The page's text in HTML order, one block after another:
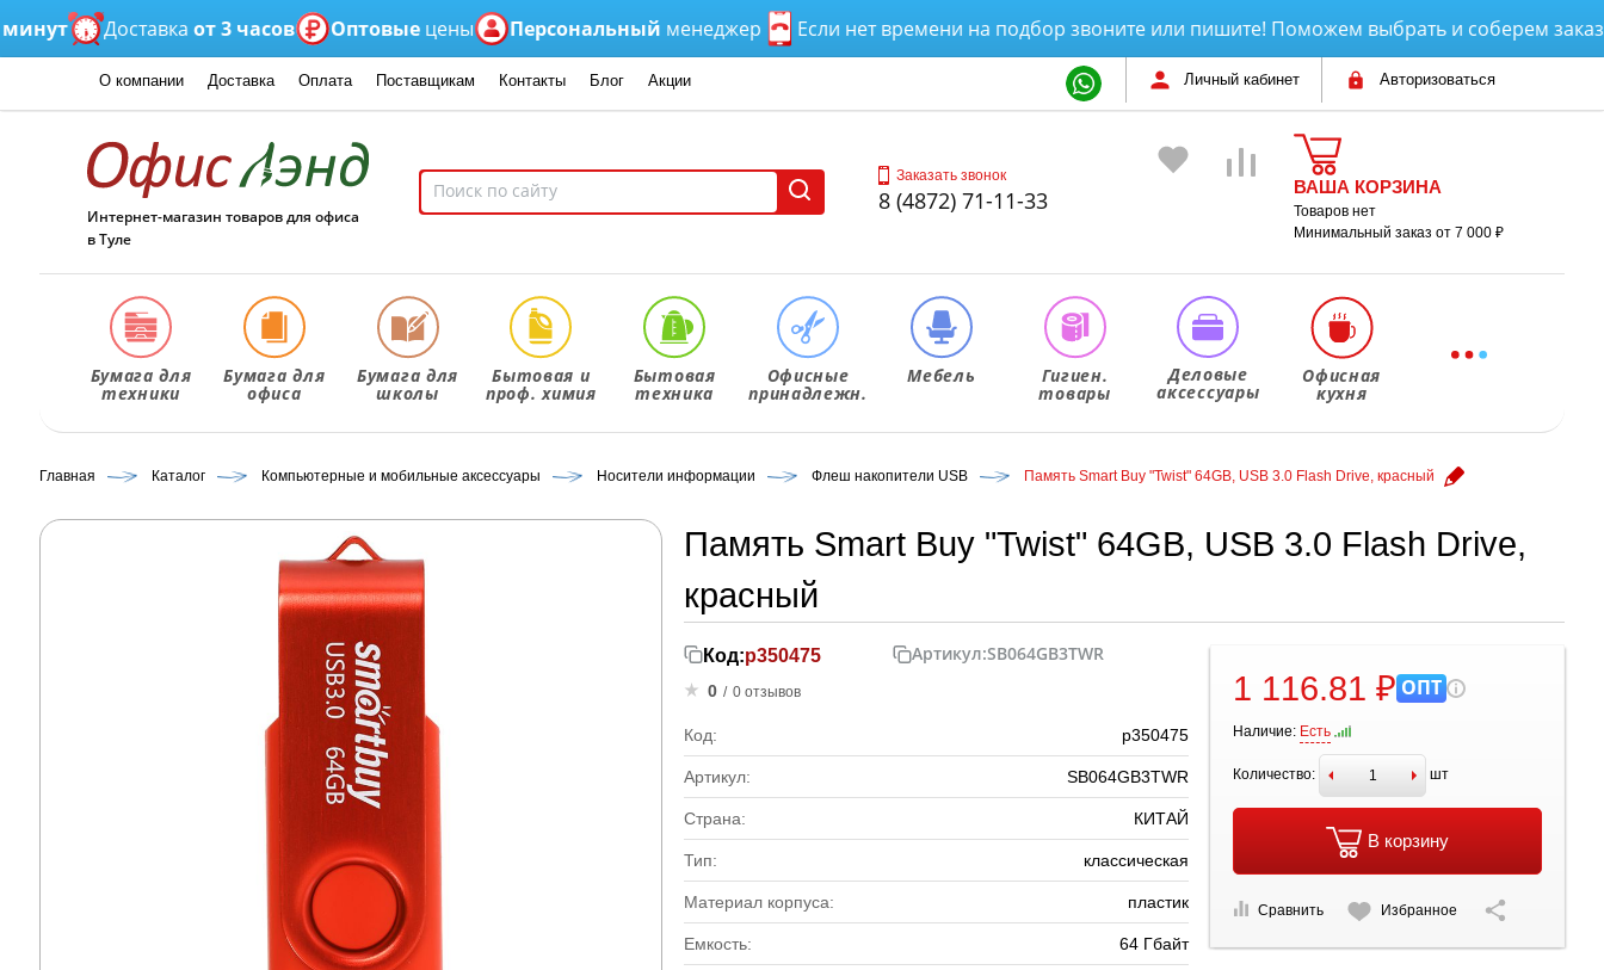
Доставкаот 3 часов Оптовыецены Персональныйменеджер Если нет времени на подбор звоните или пишите! Поможем выбрать и соберем заказ за
Личный кабинет Авторизоваться
О компании Доставка Оплата Поставщикам Контакты Блог Акции
Интернет-магазин товаров для офиса
в Туле
Заказать звонок
8 (4872) 71-11-33 ВАША КОРЗИНА
Товаров нет
Минимальный заказ от 7 000 ₽
Бумага для
техники
Бумага для
офиса
Бумага для
школы
Бытовая и
проф. химия
Бытовая
техника
Офисные
принадлежн.
Мебель Гигиен.
товары
Деловые
аксессуары
Офисная
кухня
Главная Каталог Компьютерные и мобильные аксессуары Носители информации Флеш накопители USB Память Smart Buy "Twist" 64GB, USB 3.0 Flash Drive, красный
Память Smart Buy "Twist" 64GB, USB 3.0 Flash Drive,
красный
Код:р350475 Артикул:SB064GB3TWR
0 / 0 отзывов
Код: р350475
Артикул: SB064GB3TWR
Страна: КИТАЙ
Тип: классическая
Материал корпуса: пластик
Емкость: 64 Гбайт
1 116.81 ₽ ОПТ
Наличие: Есть
Количество: шт
В корзину
Сравнить Избранное